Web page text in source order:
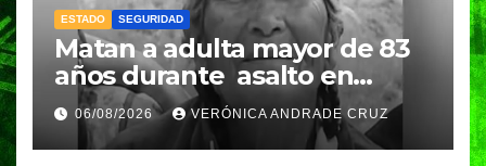
ESTADO SEGURIDAD
Matan a adulta mayor de 83
años durante asalto en
Amozoc
06/08/2026 VERÓNICA ANDRADE CRUZ